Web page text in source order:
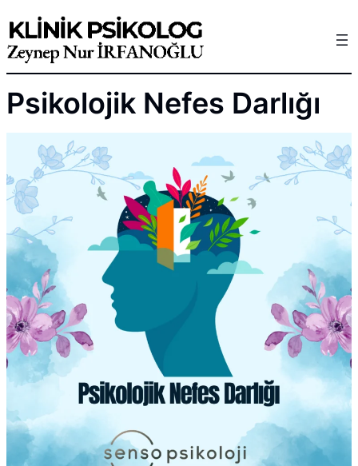
to
content
Psikolojik Nefes Darlığı